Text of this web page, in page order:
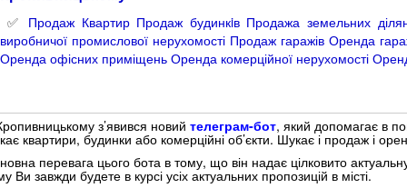
✅ Продаж Квартир Продаж будинкiв Продажа земельних
виробничої промислової нерухомості Продаж гаражів Оренда
Оренда офісних приміщень Оренда комерційної нерухомості
з’явився новий телеграм-бот, який допомагає в
квартири, будинки або комерційні об’єкти. Шукає і продаж і
перевага цього бота в тому, що він надає цілковито
Ви завжди будете в курсі усіх актуальних пропозицій в місті.